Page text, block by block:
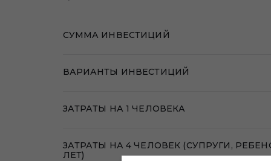
СУММА ИНВЕСТИЦИЙ
ВАРИАНТЫ ИНВЕСТИЦИЙ
ЗАТРАТЫ НА 1 ЧЕЛОВЕКА
ЗАТРАТЫ НА 4 ЧЕЛОВЕК (СУПРУГИ,
ЛЕТ)